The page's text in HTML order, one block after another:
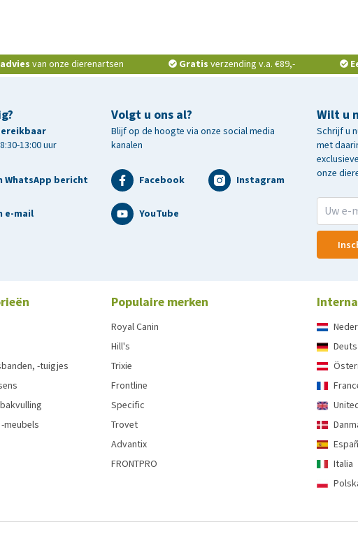
van onze dierenartsen Gratis verzending v.a. €89,-
13:00 uur
WhatsApp bericht
e-mail
Wilt u
Schrijf u
met
onze
Volgt u ons al?
Blijf op de hoogte via onze social media
kanalen
Facebook Instagram
YouTube
-tuigjes
meubels
Populaire merken
Royal Canin
Hill's
Trixie
Frontline
Specific
Trovet
Advantix
FRONTPRO
Italia